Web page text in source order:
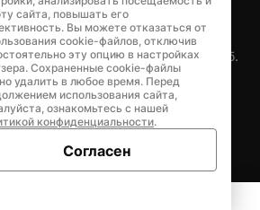
мкр. Богдана Кнунянца, д.1, каб.
8 (34922) 42728
сайта, повышать его
Вы можете отказаться от
cookie-файлов, отключив
эту опцию в настройках
Сохраненные cookie-файлы
удалить в любое время. Перед
использования сайта,
ознакомьтесь с нашей
конфиденциальности.
Согласен